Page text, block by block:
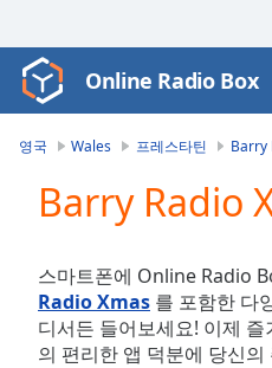
Video
Player
Video
Skip
Backward
Skip
Forward
Mute
Online Radio Box
영국 Wales 프레스타틴 Barry
Barry Radio
스마트폰에 Online Radio
Radio Xmas 를 포함한 다
디서든 들어보세요! 이제
의 편리한 앱 덕분에 당신